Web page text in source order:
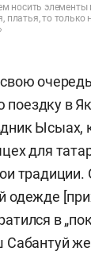
носить
то только
в
Ысыах,
для
традиции.
одежде
в
Сабантуй